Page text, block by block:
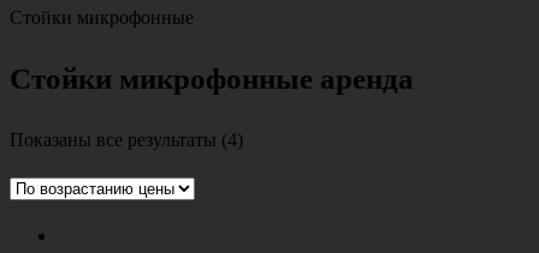
Стойки микрофонные
Стойки микрофонные аренда
Показаны все результаты (4)Цены: